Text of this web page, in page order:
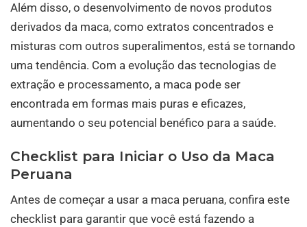
Além disso, o desenvolvimento de novos produtos
derivados da maca, como extratos concentrados e
misturas com outros superalimentos, está se tornando
uma tendência. Com a evolução das tecnologias de
extração e processamento, a maca pode ser
encontrada em formas mais puras e eficazes,
aumentando o seu potencial benéfico para a saúde.
Checklist para Iniciar o Uso da Maca
Peruana
Antes de começar a usar a maca peruana, confira este
checklist para garantir que você está fazendo a